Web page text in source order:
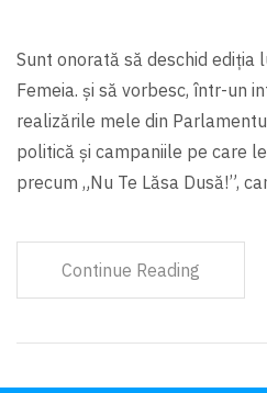
Sunt onorată să deschid ediția
Femeia. și să vorbesc, într-un
realizările mele din
politică și campaniile pe care
precum „Nu Te Lăsa Dusă!”,
Continue Reading